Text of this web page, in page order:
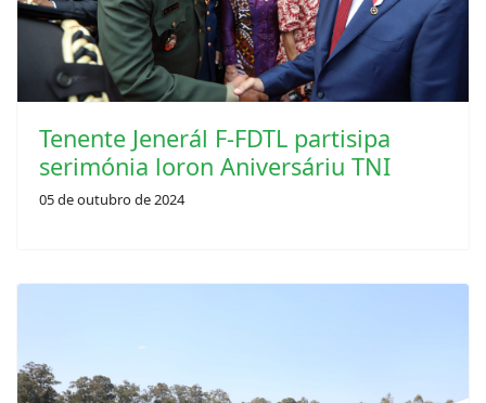
Tenente Jenerál F-FDTL partisipa
serimónia loron Aniversáriu TNI
05 de outubro de 2024